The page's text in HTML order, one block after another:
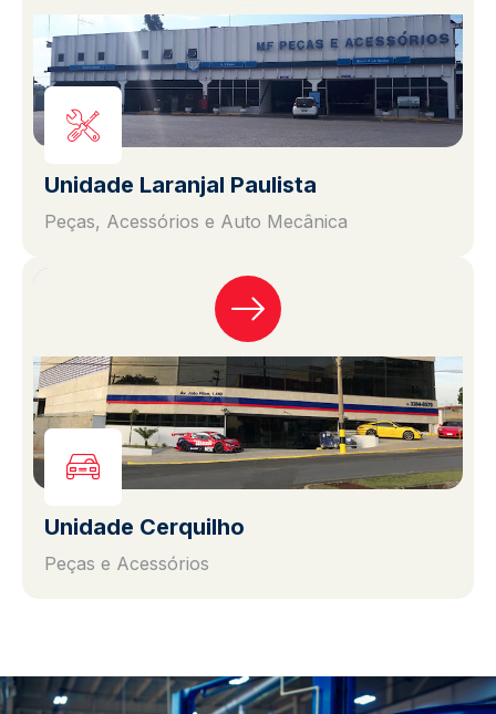
Unidade Laranjal Paulista
Peças, Acessórios e Auto Mecânica
Unidade Cerquilho
Peças e Acessórios